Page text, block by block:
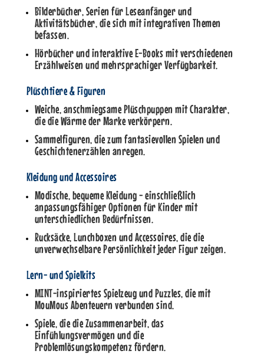
Bilderbücher, Serien für Leseanfänger und
Aktivitätsbücher, die sich mit integrativen Themen
befassen.
Hörbücher und interaktive E-Books mit verschiedenen
Erzählweisen und mehrsprachiger Verfügbarkeit.
Plüschtiere & Figuren
Weiche, anschmiegsame Plüschpuppen mit Charakter,
die die Wärme der Marke verkörpern.
Sammelfiguren, die zum fantasievollen Spielen und
Geschichtenerzählen anregen.
Kleidung und Accessoires
Modische, bequeme Kleidung - einschließlich
anpassungsfähiger Optionen für Kinder mit
unterschiedlichen Bedürfnissen.
Rucksäcke, Lunchboxen und Accessoires, die die
unverwechselbare Persönlichkeit jeder Figur zeigen.
Lern- und Spielkits
MINT-inspiriertes Spielzeug und Puzzles, die mit
MouMous Abenteuern verbunden sind.
Spiele, die die Zusammenarbeit, das
Einfühlungsvermögen und die
Problemlösungskompetenz fördern.